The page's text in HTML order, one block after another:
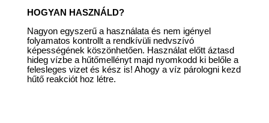
HOGYAN HASZNÁLD?
Nagyon egyszerű a használata és nem igényel
folyamatos kontrollt a rendkívüli nedvszívó
képességének köszönhetően. Használat előtt áztasd
hideg vízbe a hűtőmellényt majd nyomkodd ki belőle a
felesleges vizet és kész is! Ahogy a víz párologni kezd
hűtő reakciót hoz létre.